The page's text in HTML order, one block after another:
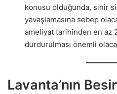
konusu olduğunda, sinir
yavaşlamasına sebep
ameliyat tarihinden en az
durdurulması önemli
Lavanta’nın